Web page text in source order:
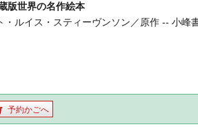
版世界の名作絵本
・ルイス・スティーヴンソン／原作 -- 小峰
予約かごへ